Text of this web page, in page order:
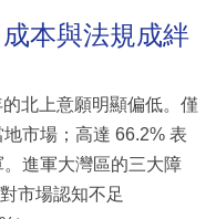
本與法規成絆
北上意願明顯偏低。僅
市場；高達 66.2% 表
進軍大灣區的三大障
市場認知不足